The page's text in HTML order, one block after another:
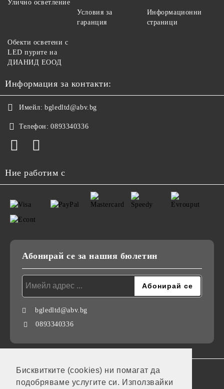
Бисквитките (cookies) ни помагат да
подобряваме услугите си. Използвайки
Улично осветление
Условия за
гаранция
Информационни
страници
Обекти осветени с
LED пурите на
ДИАНИД ЕООД
Информация за контакти:
Имейл: bgledltd@abv.bg
Телефон: 0893340336
Ние работим с
Абонирай се за нашия бюлетин
bgledltd@abv.bg
0893340336
GDPR